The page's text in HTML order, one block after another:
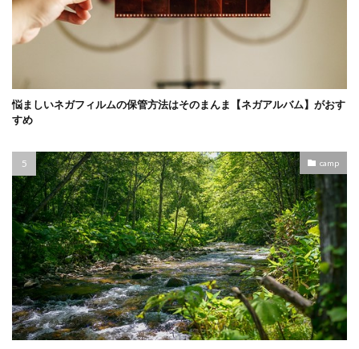
悩ましいネガフィルムの保管方法はそのまんま【ネガアルバム】がおす
すめ
camp